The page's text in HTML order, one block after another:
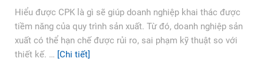
Hiểu được CPK là gì sẽ giúp doanh nghiệp khai thác được
tiềm năng của quy trình sản xuất. Từ đó, doanh nghiệp sản
xuất có thể hạn chế được rủi ro, sai phạm kỹ thuật so với
thiết kế. … [Chi tiết]